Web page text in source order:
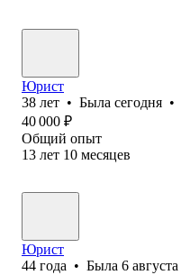
Юрист
38 лет • Была сегодня •
40 000 ₽
Общий опыт
13 лет 10 месяцев
Юрист
44 года • Была 6 августа